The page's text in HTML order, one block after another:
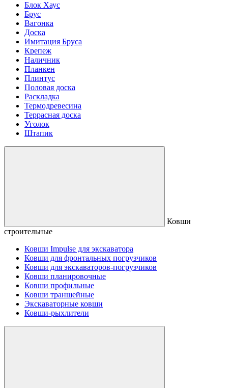
Блок Хаус
Брус
Вагонка
Доска
Имитация Бруса
Крепеж
Наличник
Планкен
Плинтус
Половая доска
Раскладка
Термодревесина
Террасная доска
Уголок
Штапик
Ковши
строительные
Ковши Impulse для экскаватора
Ковши для фронтальных погрузчиков
Ковши для экскаваторов-погрузчиков
Ковши планировочные
Ковши профильные
Ковши траншейные
Экскаваторные ковши
Ковши-рыхлители